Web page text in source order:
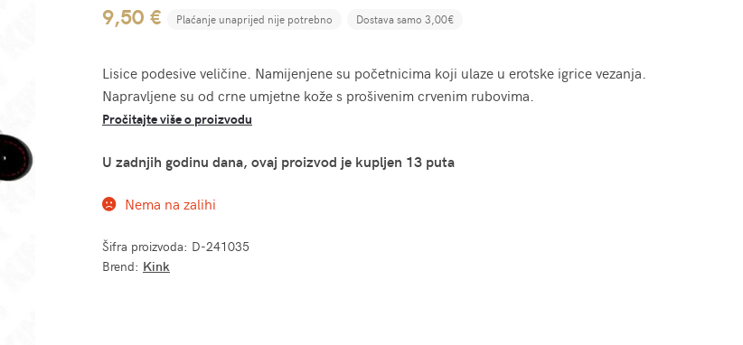
9,50 € Plaćanje unaprijed nije potrebno Dostava samo 3,00€
Lisice podesive veličine. Namijenjene su početnicima koji ulaze u erotske igrice vezanja.
Napravljene su od crne umjetne kože s prošivenim crvenim rubovima.
Pročitajte više o proizvodu
U zadnjih godinu dana, ovaj proizvod je kupljen 13 puta
Nema na zalihi
Šifra proizvoda: D-241035
Brend: Kink